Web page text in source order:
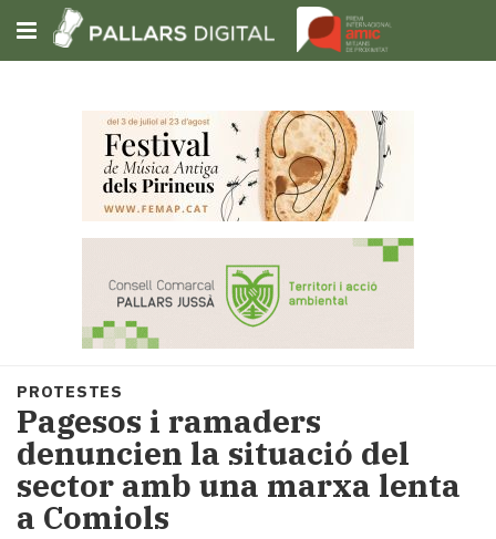
Subscriu-t'hi
Portada
Societat
Política
i
municipis
Economia
PROTESTES
Pagesos i ramaders
denuncien la situació del
sector amb una marxa lenta
a Comiols